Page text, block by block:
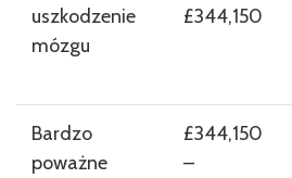
uszkodzenie
mózgu
£344,150
Bardzo
poważne
£344,150
–